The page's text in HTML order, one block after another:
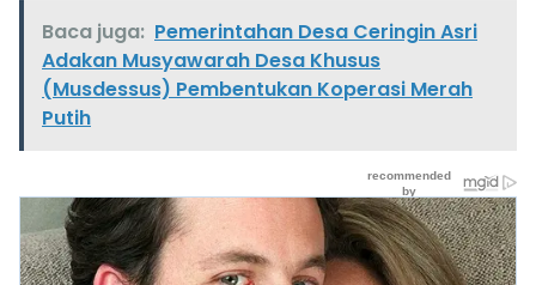
Baca juga: Pemerintahan Desa Ceringin Asri
Adakan Musyawarah Desa Khusus
(Musdessus) Pembentukan Koperasi Merah
Putih